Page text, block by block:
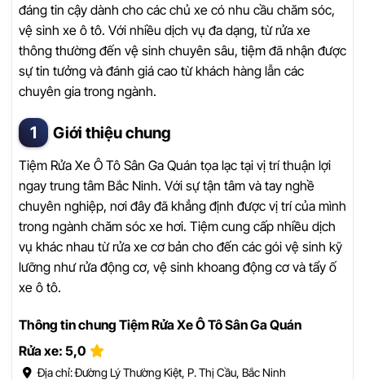
đáng tin cậy dành cho các chủ xe có nhu cầu chăm sóc,
vệ sinh xe ô tô. Với nhiều dịch vụ đa dạng, từ rửa xe
thông thường đến vệ sinh chuyên sâu, tiệm đã nhận được
sự tin tưởng và đánh giá cao từ khách hàng lẫn các
chuyên gia trong ngành.
Giới thiệu chung
Tiệm Rửa Xe Ô Tô Sân Ga Quán tọa lạc tại vị trí thuận lợi
ngay trung tâm Bắc Ninh. Với sự tận tâm và tay nghề
chuyên nghiệp, nơi đây đã khẳng định được vị trí của mình
trong ngành chăm sóc xe hơi. Tiệm cung cấp nhiều dịch
vụ khác nhau từ rửa xe cơ bản cho đến các gói vệ sinh kỹ
lưỡng như rửa động cơ, vệ sinh khoang động cơ và tẩy ố
xe ô tô.
Thông tin chung Tiệm Rửa Xe Ô Tô Sân Ga Quán
Rửa xe: 5,0
Địa chỉ: Đường Lý Thường Kiệt, P. Thị Cầu, Bắc Ninh